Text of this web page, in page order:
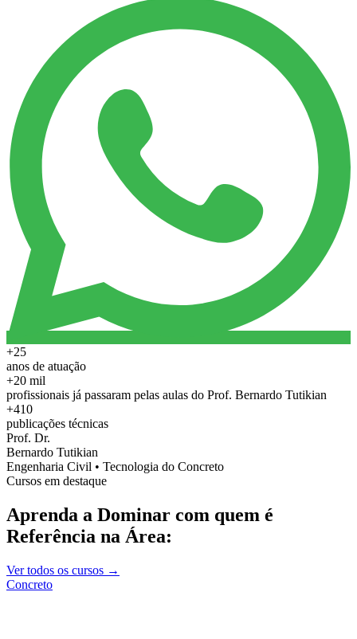
+25
anos de atuação
+20 mil
profissionais já passaram pelas aulas do Prof. Bernardo Tutikian
+410
publicações técnicas
Prof. Dr.
Bernardo Tutikian
Engenharia Civil • Tecnologia do Concreto
Cursos em destaque
Aprenda a Dominar com quem é
Referência na Área:
Ver todos os cursos →
Concreto